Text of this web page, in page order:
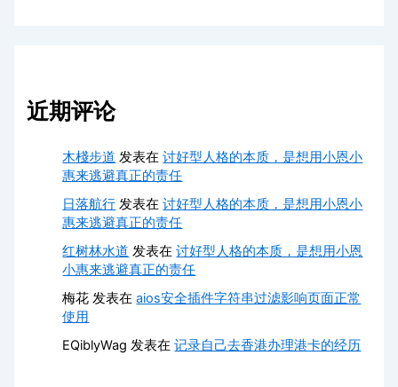
近期评论
木棧步道 发表在讨好型人格的本质，是想用小恩小
惠来逃避真正的责任
日落航行 发表在讨好型人格的本质，是想用小恩小
惠来逃避真正的责任
红树林水道 发表在讨好型人格的本质，是想用小恩
小惠来逃避真正的责任
梅花 发表在aios安全插件字符串过滤影响页面正常
使用
EQiblyWag 发表在记录自己去香港办理港卡的经历